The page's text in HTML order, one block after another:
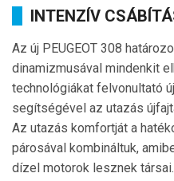
INTENZÍV
Az új PEUGEOT 308
dinamizmusával mindenkit
technológiákat felvonultató
segítségével az utazás
Az utazás komfortját a
párosával kombináltuk,
dízel motorok lesznek